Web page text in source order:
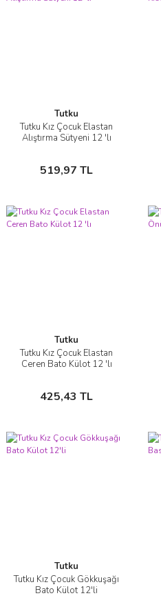
Tutku
Tutku Kız Çocuk Elastan
Alıştırma Sütyeni 12 'lı
519,97 TL
İncele
Sepete Ekle
Tutku
Tutku Kız Çocuk Elastan
Ceren Bato Külot 12 'lı
425,43 TL
İncele
Sepete Ekle
Tutku
Tutku Kız Çocuk Gökkuşağı
Bato Külot 12'li
İncele